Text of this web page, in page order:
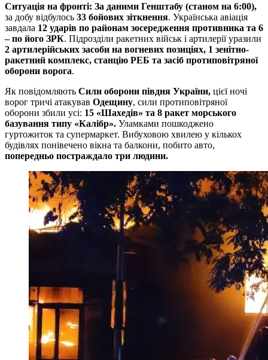
Ситуація на фронті: За даними Генштабу (станом на 6:00),
за добу відбулось 33 бойових зіткнення. Українська авіація
завдала 12 ударів по районам зосередження противника та 6
– по його ЗРК. Підрозділи ракетних військ і артилерії уразили
2 артилерійських засоби на вогневих позиціях, 1 зенітно-
ракетний комплекс, станцію РЕБ та засіб протиповітряної
оборони ворога.
Як повідомляють Сили оборони півдня України, цієї ночі
ворог тричі атакував Одещину, сили протиповітряної
оборони збили усі: 15 «Шахедів» та 8 ракет морського
базування типу «Калібр». Уламками пошкоджено
гуртожиток та супермаркет. Вибуховою хвилею у кількох
будівлях понівечено вікна та балкони, побито авто,
попередньо постраждало три людини.